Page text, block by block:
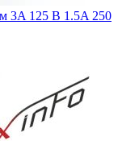
3A 125 В 1.5A 250